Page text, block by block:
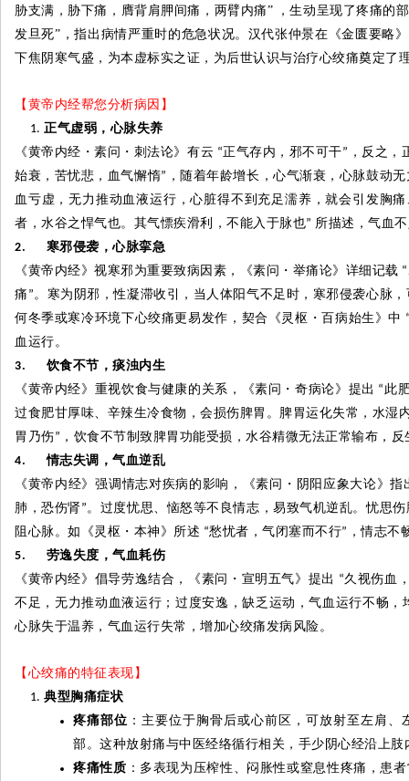
胁支满，胁下痛，膺背肩胛间痛，两臂内痛”
，生动呈现了疼痛的
发旦死”，指出病情严重时的危急状况。汉代张仲景在《金匮要略
下焦阴寒气盛，为本虚标实之证，为后世认识与治疗心绞痛奠定了
【黄帝内经帮您分析病因】
正气虚弱，心脉失养
《黄帝内经 ・素问 ・ 刺法论》有云 “正气存内，邪不可干” ，反之
始衰，苦忧悲，血气懈惰” ，随着年龄增长，心气渐衰，心脉鼓动
血亏虚，无力推动血液运行，心脏得不到充足濡养，就会引发胸
者，水谷之悍气也。其气慓疾滑利，不能入于脉也” 所描述，气血
2.
寒邪侵袭，心脉挛急
《黄帝内经》视寒邪为重要致病因素，《素问 ・ 举痛论》详细记载 “
痛 ”。寒为阴邪，性凝滞收引，当人体阳气不足时，寒邪侵袭心脉
何冬季或寒冷环境下心绞痛更易发作，契合《灵枢 ・百病始生》中
血运行。
3.
饮食不节，痰浊内生
《黄帝内经》重视饮食与健康的关系，《素问 ・奇病论》提出 “ 此
过食肥甘厚味、辛辣生冷食物，会损伤脾胃。脾胃运化失常，水湿
胃乃伤” ，饮食不节制致脾胃功能受损，水谷精微无法正常输布，
4.
情志失调，气血逆乱
《黄帝内经》强调情志对疾病的影响，《素问 ・ 阴阳应象大论》指
肺，恐伤肾 ”。过度忧思、恼怒等不良情志，易致气机逆乱。忧思
阻心脉。如《灵枢 ・ 本神》所述 “愁忧者，气闭塞而不行” ，情志不
5.
劳逸失度，气血耗伤
《黄帝内经》倡导劳逸结合，《素问 ・ 宣明五气》提出 “久视伤血
不足，无力推动血液运行；过度安逸，缺乏运动，气血运行不畅
心脉失于温养，气血运行失常，增加心绞痛发病风险。
【心绞痛的特征表现】
典型胸痛症状
疼痛部位 ：主要位于胸骨后或心前区，可放射至左肩
部。这种放射痛与中医经络循行相关，手少阴心经沿上
疼痛性质 ：多表现为压榨性、闷胀性或窒息性疼痛，患